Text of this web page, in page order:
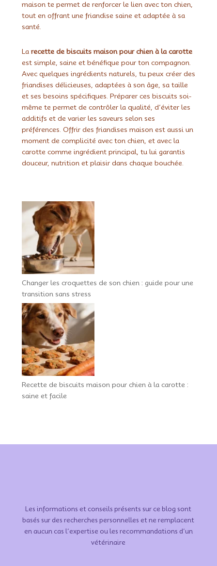
maison te permet de renforcer le lien avec ton chien,
tout en offrant une friandise saine et adaptée à sa
santé.
La recette de biscuits maison pour chien à la carotte
est simple, saine et bénéfique pour ton compagnon.
Avec quelques ingrédients naturels, tu peux créer des
friandises délicieuses, adaptées à son âge, sa taille
et ses besoins spécifiques. Préparer ces biscuits soi-
même te permet de contrôler la qualité, d’éviter les
additifs et de varier les saveurs selon ses
préférences. Offrir des friandises maison est aussi un
moment de complicité avec ton chien, et avec la
carotte comme ingrédient principal, tu lui garantis
douceur, nutrition et plaisir dans chaque bouchée.
Changer les croquettes de son chien : guide pour une
transition sans stress
Recette de biscuits maison pour chien à la carotte :
saine et facile
Les informations et conseils présents sur ce blog sont
basés sur des recherches personnelles et ne remplacent
en aucun cas l’expertise ou les recommandations d’un
vétérinaire